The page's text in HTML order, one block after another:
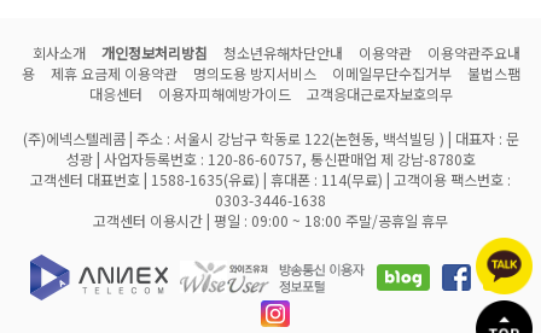
회사소개 개인정보처리방침 청소년유해차단안내 이용약관
이용약관주요내
용
제휴 요금제 이용약관 명의도용 방지서비스 이메일무단수집거부
불법스팸
대응센터
이용자피해예방가이드 고객응대근로자보호의무
(주)에넥스텔레콤 | 주소 : 서울시 강남구 학동로 122(논현동, 백석빌딩 ) | 대표자 : 문
성광 | 사업자등록번호 : 120-86-60757, 통신판매업 제 강남-8780호
고객센터 대표번호 | 1588-1635(유료) | 휴대폰 : 114(무료) | 고객이용 팩스번호 :
0303-3446-1638
고객센터 이용시간 | 평일 : 09:00 ~ 18:00 주말/공휴일 휴무